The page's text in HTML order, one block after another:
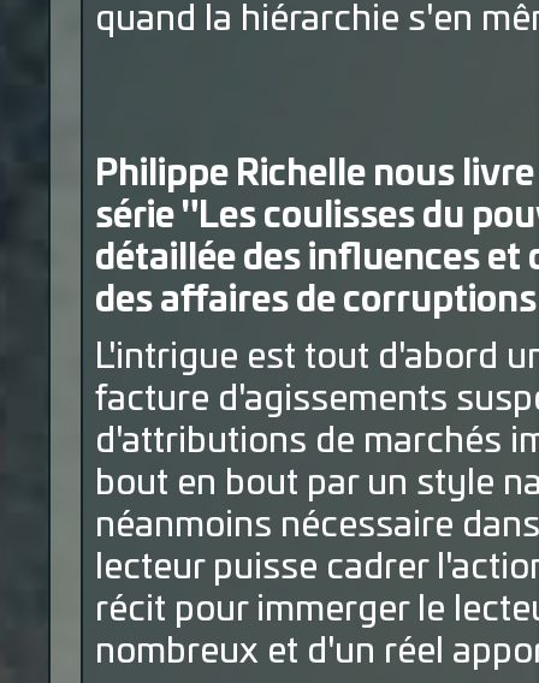
quand la hiérarchie s'en
Philippe Richelle nous
série "Les coulisses du
détaillée des influences et
des affaires de
L'intrigue est tout d'abord
facture d'agissements
d'attributions de marchés
bout en bout par un style
néanmoins nécessaire
lecteur puisse cadrer
récit pour immerger le
nombreux et d'un réel